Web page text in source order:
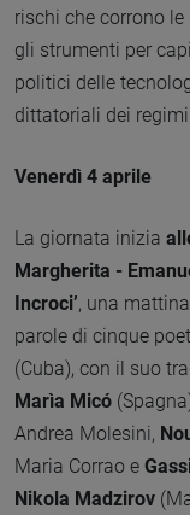
rischi che corrono
gli strumenti per
politici delle
dittatoriali dei regimi.
Venerdì 4 aprile
La giornata inizia
Margherita -
Incroci’, una
parole di cinque
(Cuba), con il suo
Marìa Micó
Andrea Molesini,
Maria Corrao e
Nikola Madzirov